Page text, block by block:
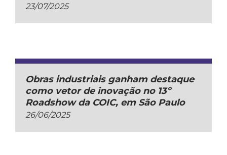
23/07/2025
Obras industriais ganham destaque
como vetor de inovação no 13º
Roadshow da COIC, em São Paulo
26/06/2025